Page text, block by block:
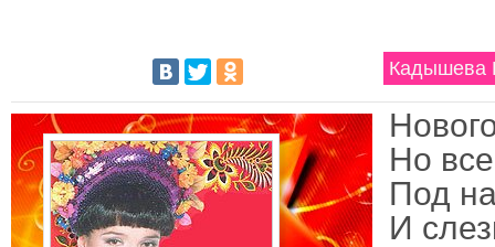
Кадышева
Но
Под
И